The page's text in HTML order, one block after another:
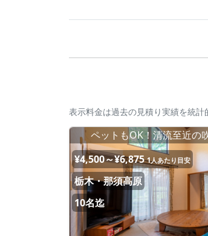
表示料金は過去の見積り実績を統計
ペットもOK！清流至近の
¥4,500～¥6,875 1人あたり目安
栃木・那須高原
10名迄